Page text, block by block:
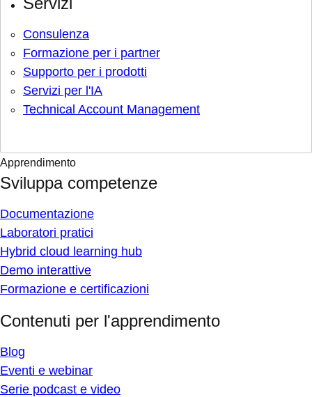
Consulenza
Formazione per i partner
Supporto per i prodotti
Servizi per l'IA
Technical Account Management
Apprendimento
Sviluppa competenze
Documentazione
Laboratori pratici
Hybrid cloud learning hub
Demo interattive
Formazione e certificazioni
Contenuti per l'apprendimento
Blog
Eventi e webinar
Serie podcast e video